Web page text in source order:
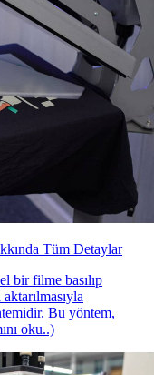
Tüm Detaylar
bir filme basılıp
aktarılmasıyla
Bu yöntem,
oku..)